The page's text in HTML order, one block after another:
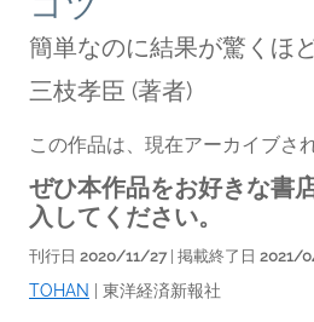
簡単なのに結果が驚くほ
三枝孝臣 (著者)
この作品は、現在アーカイブさ
ぜひ本作品をお好きな書
入してください。
刊行日 2020/11/27| 掲載終了日 2021/
TOHAN 東洋経済新報社